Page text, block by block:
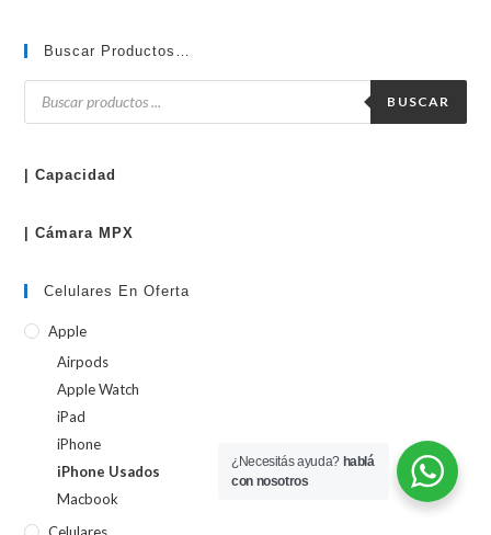
Buscar Productos…
Búsqueda
productos
BUSCAR
| Capacidad
| Cámara MPX
Celulares En Oferta
Apple
Airpods
Apple Watch
iPad
iPhone
iPhone Usados
Macbook
Celulares
¿Necesitás ayuda? hablá
con nosotros